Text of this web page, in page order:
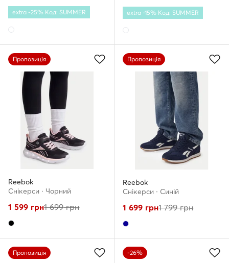
extra -25% Код: SUMMER extra -15% Код: SUMMER
Пропозиція
Reebok
Снікерcи · Чорний
1 599 грн1 699грн
Пропозиція
Reebok
Снікерcи · Cиній
1 699 грн1 799грн
Пропозиція -26%